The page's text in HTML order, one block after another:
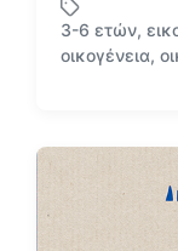
ν
α
ρ
Μ
ε
ι
έ
3-6 ετών,
οικογένεια,